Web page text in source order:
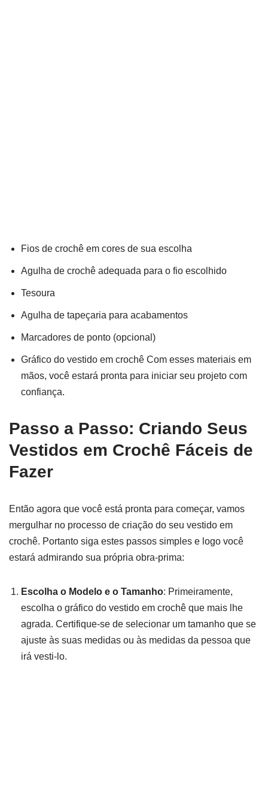
Fios de crochê em cores de sua escolha
Agulha de crochê adequada para o fio escolhido
Tesoura
Agulha de tapeçaria para acabamentos
Marcadores de ponto (opcional)
Gráfico do vestido em crochê Com esses materiais em
mãos, você estará pronta para iniciar seu projeto com
confiança.
Passo a Passo: Criando Seus
Vestidos em Crochê Fáceis de
Fazer
Então agora que você está pronta para começar, vamos
mergulhar no processo de criação do seu vestido em
crochê. Portanto siga estes passos simples e logo você
estará admirando sua própria obra-prima:
Escolha o Modelo e o Tamanho: Primeiramente,
escolha o gráfico do vestido em crochê que mais lhe
agrada. Certifique-se de selecionar um tamanho que se
ajuste às suas medidas ou às medidas da pessoa que
irá vesti-lo.